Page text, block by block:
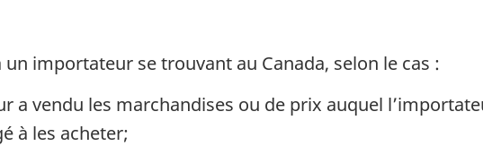
importateur se trouvant au Canada, selon le cas :
a vendu les marchandises ou de prix auquel
à les acheter;